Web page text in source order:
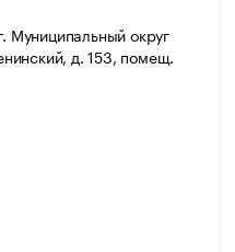
Муниципальный округ
д. 153, помещ.